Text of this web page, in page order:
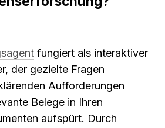
fungiert als interaktiver
der gezielte Fragen
Aufforderungen
Belege in Ihren
aufspürt. Durch